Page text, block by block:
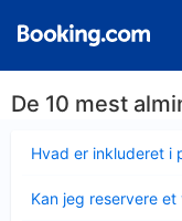
De 10 mest
Hvad er inkluderet i
Kan jeg reservere